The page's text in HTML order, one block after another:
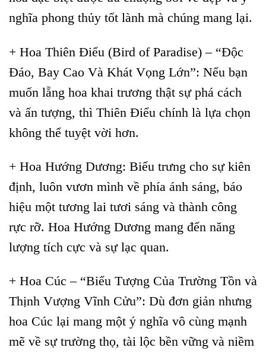
nghĩa phong thủy tốt lành mà chúng mang lại.
+ Hoa Thiên Điểu (Bird of Paradise) – “Độc
Đáo, Bay Cao Và Khát Vọng Lớn”: Nếu bạn
muốn lẵng hoa khai trương thật sự phá cách
và ấn tượng, thì Thiên Điểu chính là lựa chọn
không thể tuyệt vời hơn.
+ Hoa Hướng Dương: Biểu trưng cho sự kiên
định, luôn vươn mình về phía ánh sáng, báo
hiệu một tương lai tươi sáng và thành công
rực rỡ. Hoa Hướng Dương mang đến năng
lượng tích cực và sự lạc quan.
+ Hoa Cúc – “Biểu Tượng Của Trường Tồn và
Thịnh Vượng Vĩnh Cửu”: Dù đơn giản nhưng
hoa Cúc lại mang một ý nghĩa vô cùng mạnh
mẽ về sự trường thọ, tài lộc bền vững và niềm